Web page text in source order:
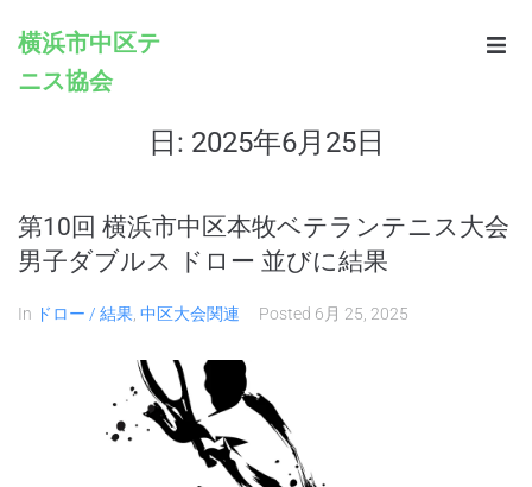
横浜市中区テ
ニス協会
Schedule
日: 2025年6月25日
第10回 横浜市中区本牧ベテランテニス大会
男子ダブルス ドロー 並びに結果
In ドロー / 結果 中区大会関連 Posted 6月 25, 2025